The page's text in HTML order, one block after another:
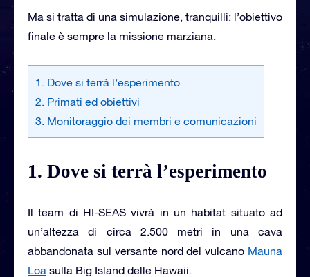
Ma si tratta di una simulazione, tranquilli: l’obiettivo
finale è sempre la missione marziana.
1. Dove si terrà l’esperimento
2. Primati ed obiettivi
3. Monitoraggio dei membri e comunicazioni
1. Dove si terrà l’esperimento
Il team di HI-SEAS vivrà in un habitat situato ad
un’altezza di circa 2.500 metri in una cava
abbandonata sul versante nord del vulcano Mauna
Loa sulla Big Island delle Hawaii.